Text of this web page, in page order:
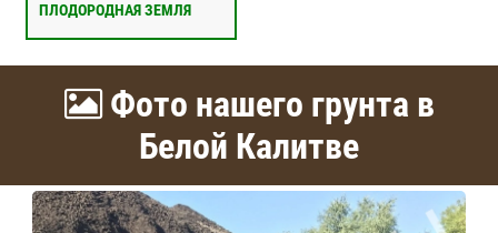
ПЛОДОРОДНАЯ ЗЕМЛЯ
Фото нашего грунта в
Белой Калитве